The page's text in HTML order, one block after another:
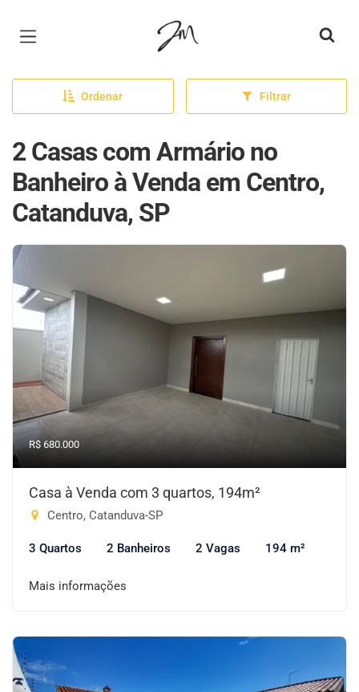
Página inicial
Ordenar Filtrar
2 Casas com Armário no
Banheiro à Venda em Centro,
Catanduva, SP
R$ 680.000
Casa à Venda com 3 quartos, 194m²
Centro, Catanduva-SP
3 Quartos 2 Banheiros 2 Vagas 194 m²
Mais informações